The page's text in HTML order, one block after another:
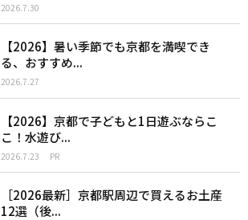
2026.7.30
【2026】暑い季節でも京都を満喫でき
る、おすすめ...
2026.7.27
【2026】京都で子どもと1日遊ぶならこ
こ！水遊び...
2026.7.23 PR
［2026最新］京都駅周辺で買えるお土産
12選（後...